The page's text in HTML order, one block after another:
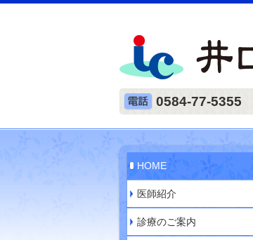
0584-77-5355
HOME
医師紹介
診療のご案内